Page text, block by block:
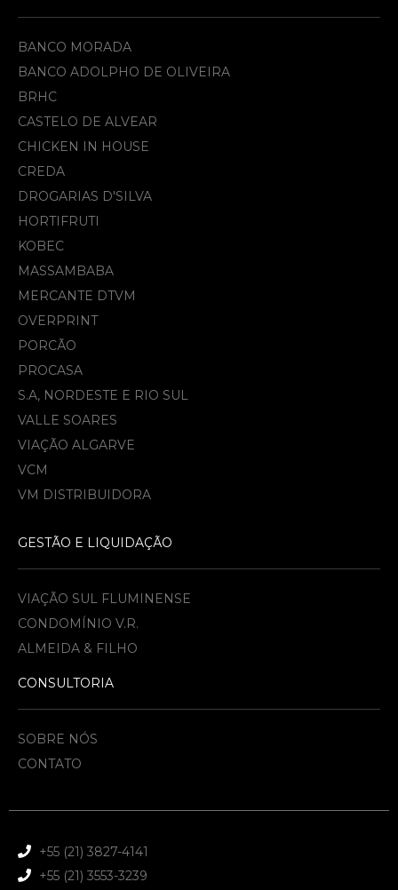
BANCO MORADA
BANCO ADOLPHO DE OLIVEIRA
BRHC
CASTELO DE ALVEAR
CHICKEN IN HOUSE
CREDA
DROGARIAS D'SILVA
HORTIFRUTI
KOBEC
MASSAMBABA
MERCANTE DTVM
OVERPRINT
PORCÃO
PROCASA
S.A, NORDESTE E RIO SUL
VALLE SOARES
VIAÇÃO ALGARVE
VCM
VM DISTRIBUIDORA
GESTÃO E LIQUIDAÇÃO
VIAÇÃO SUL FLUMINENSE
CONDOMÍNIO V.R.
ALMEIDA & FILHO​
CONSULTORIA
SOBRE NÓS
CONTATO
+55 (21) 3827-4141
+55 (21) 3553-3239